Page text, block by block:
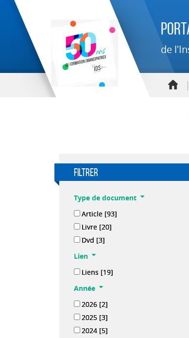
de
filtrer
Type de document
Article [93]
Livre [20]
Dvd [3]
Lien
Liens [19]
Année
2026 [2]
2025 [3]
2024 [5]